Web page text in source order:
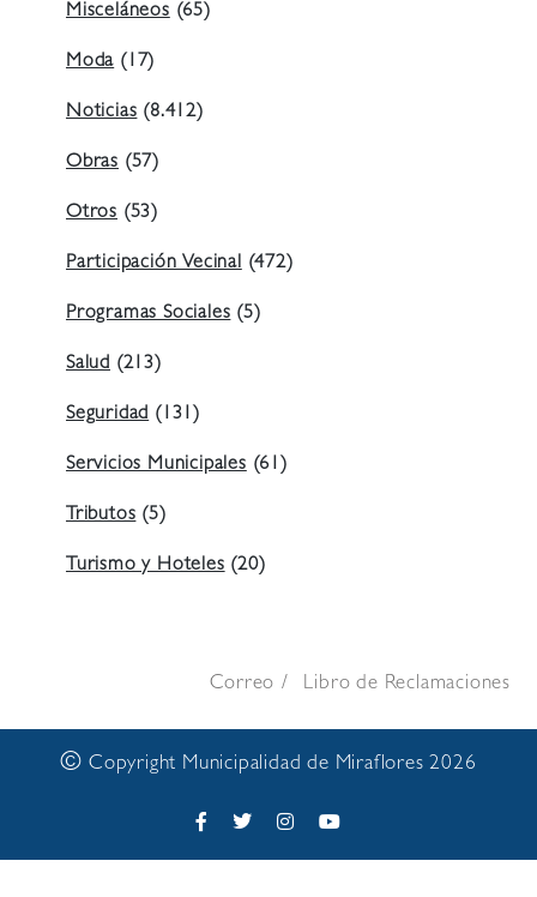
Misceláneos (65)
Moda (17)
Noticias (8.412)
Obras (57)
Otros (53)
Participación Vecinal (472)
Programas Sociales (5)
Salud (213)
Seguridad (131)
Servicios Municipales (61)
Tributos (5)
Turismo y Hoteles (20)
Correo Libro de Reclamaciones
© Copyright Municipalidad de Miraflores 2026